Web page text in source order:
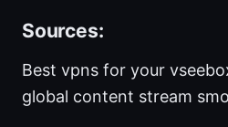
Sources:
Best vpns for your
global content stream